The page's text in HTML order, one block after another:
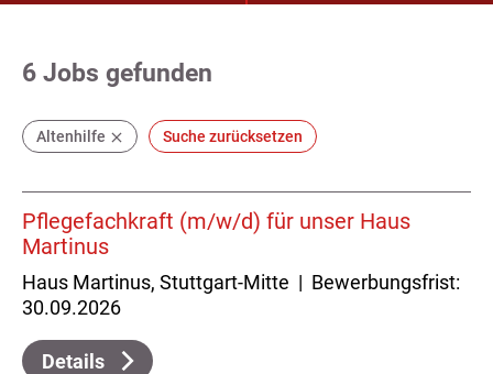
6 Jobs gefunden
Altenhilfe Suche zurücksetzen
Pflegefachkraft (m/w/d) für unser Haus
Martinus
Haus Martinus, Stuttgart-Mitte | Bewerbungsfrist:
30.09.2026
Details